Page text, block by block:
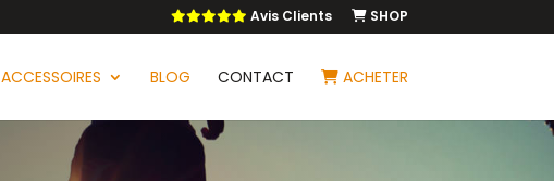
Avis Clients SHOP
ACCESSOIRES BLOG CONTACT ACHETER